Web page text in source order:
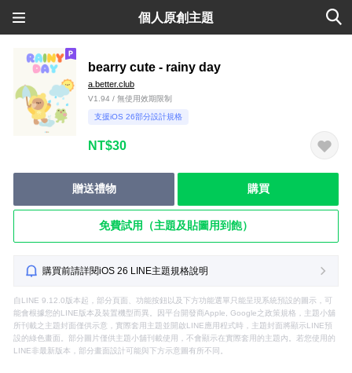
個人原創主題
bearry cute - rainy day
a.better.club
V1.94 / 無使用效期限制
支援iOS 26部分設計規格
NT$30
贈送禮物 購買
免費試用（主題及貼圖用到飽）
購買前請詳閱iOS 26 LINE主題規格說明
自LINE 9.12.0版本起，部分頁面、功能按鈕以及下方功能選單只能呈現系統預設的圖示，可
能會根據您的LINE版本及裝置機型而異。因平台開發商Apple, Google之政策規格，主題小舖
所刊載之主題封面僅供示意，實際套用主題並開啟LINE應用程式時，主題封面將顯示LINE預
設的綠色畫面。部分圖片僅供主題小舖刊載使用，不會顯示在實際套用的主題內。若您使用的
LINE非最新版本，部分畫面設計可能與下方示意圖有所不同。